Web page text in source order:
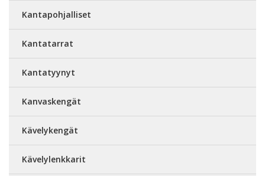
Kantapohjalliset
Kantatarrat
Kantatyynyt
Kanvaskengät
Kävelykengät
Kävelylenkkarit